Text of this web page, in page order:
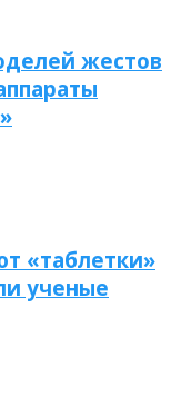
жестов
«таблетки»
ученые